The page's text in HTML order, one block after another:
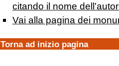
citando il nome
Vai alla pagina dei
Torna ad inizio pagina